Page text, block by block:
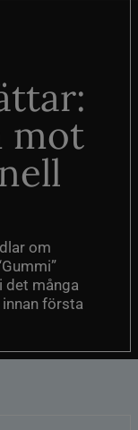
mot
om
det många
första